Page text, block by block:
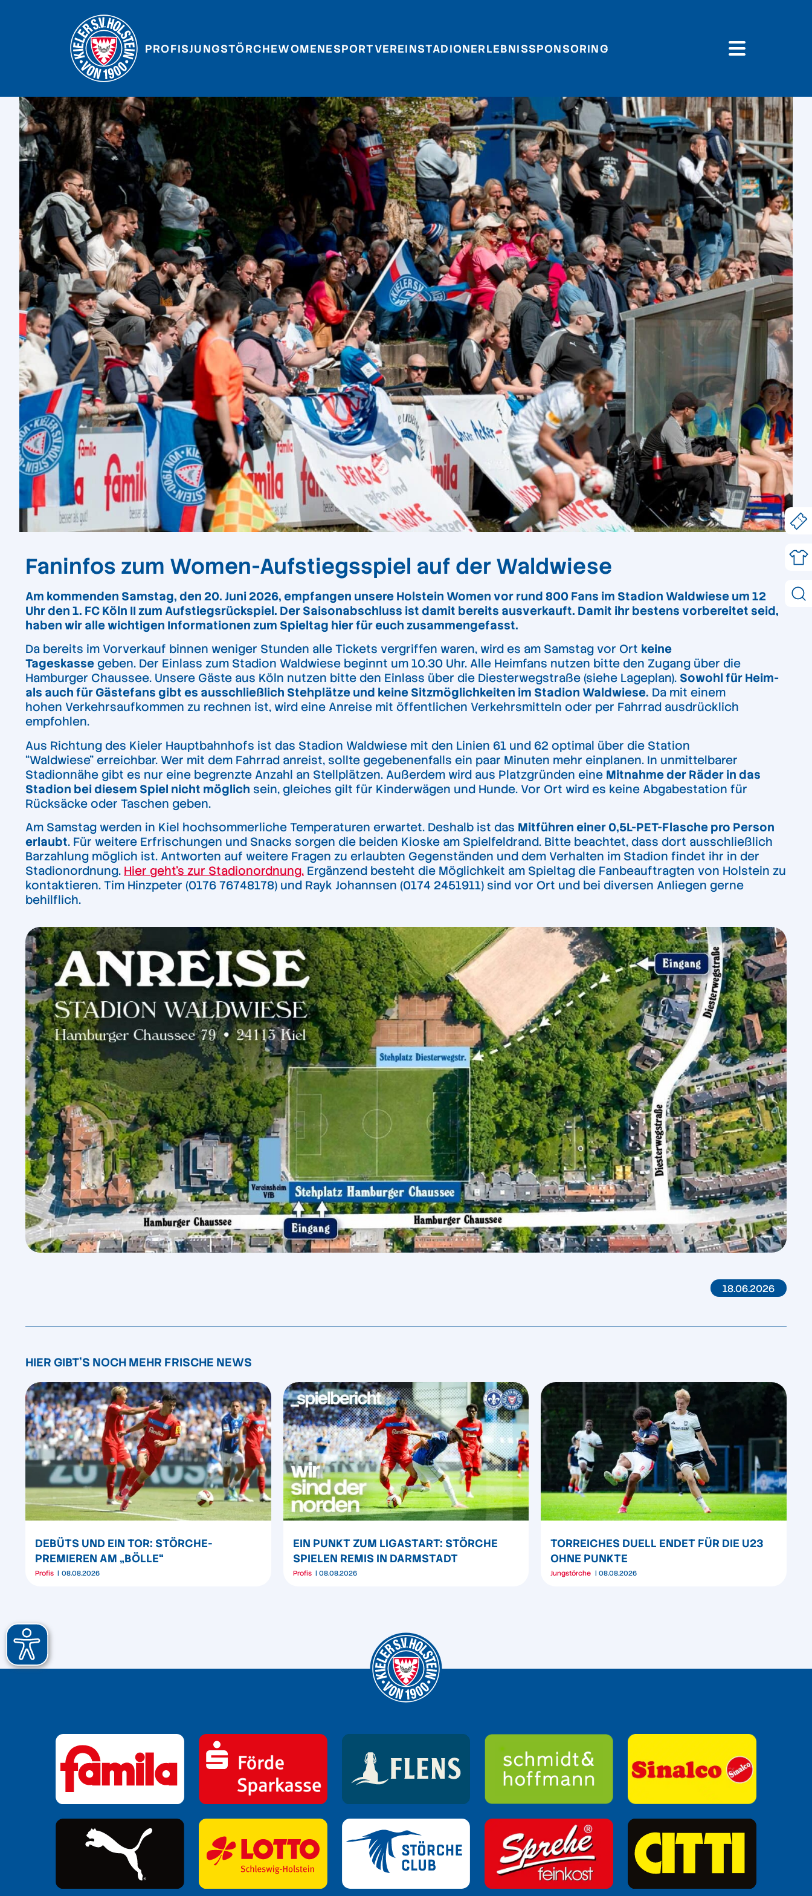
PROFISJUNGSTÖRCHEWOMENESPORTVEREINSTADIONERLEBNISSPONSORING
Faninfos zum Women-Aufstiegsspiel auf der Waldwiese
Am kommenden Samstag, den 20. Juni 2026, empfangen unsere Holstein Women vor rund 800 Fans im Stadion Waldwiese um 12
Uhr den 1. FC Köln II zum Aufstiegsrückspiel. Der Saisonabschluss ist damit bereits ausverkauft. Damit ihr bestens vorbereitet seid,
haben wir alle wichtigen Informationen zum Spieltag hier für euch zusammengefasst.
Da bereits im Vorverkauf binnen weniger Stunden alle Tickets vergriffen waren, wird es am Samstag vor Ort keine
Tageskasse geben. Der Einlass zum Stadion Waldwiese beginnt um 10.30 Uhr. Alle Heimfans nutzen bitte den Zugang über die
Hamburger Chaussee. Unsere Gäste aus Köln nutzen bitte den Einlass über die Diesterwegstraße (siehe Lageplan). Sowohl für Heim-
als auch für Gästefans gibt es ausschließlich Stehplätze und keine Sitzmöglichkeiten im Stadion Waldwiese. Da mit einem
hohen Verkehrsaufkommen zu rechnen ist, wird eine Anreise mit öffentlichen Verkehrsmitteln oder per Fahrrad ausdrücklich
empfohlen.
Aus Richtung des Kieler Hauptbahnhofs ist das Stadion Waldwiese mit den Linien 61 und 62 optimal über die Station
“Waldwiese” erreichbar. Wer mit dem Fahrrad anreist, sollte gegebenenfalls ein paar Minuten mehr einplanen. In unmittelbarer
Stadionnähe gibt es nur eine begrenzte Anzahl an Stellplätzen. Außerdem wird aus Platzgründen eine Mitnahme der Räder in das
Stadion bei diesem Spiel nicht möglich sein, gleiches gilt für Kinderwägen und Hunde. Vor Ort wird es keine Abgabestation für
Rücksäcke oder Taschen geben.
Am Samstag werden in Kiel hochsommerliche Temperaturen erwartet. Deshalb ist das Mitführen einer 0,5L-PET-Flasche pro Person
erlaubt. Für weitere Erfrischungen und Snacks sorgen die beiden Kioske am Spielfeldrand. Bitte beachtet, dass dort ausschließlich
Barzahlung möglich ist. Antworten auf weitere Fragen zu erlaubten Gegenständen und dem Verhalten im Stadion findet ihr in der
Stadionordnung. Hier geht’s zur Stadionordnung. Ergänzend besteht die Möglichkeit am Spieltag die Fanbeauftragten von Holstein zu
kontaktieren. Tim Hinzpeter (0176 76748178) und Rayk Johannsen (0174 2451911) sind vor Ort und bei diversen Anliegen gerne
behilflich.
18.06.2026
HIER GIBT'S NOCH MEHR FRISCHE NEWS
DEBÜTS UND EIN TOR: STÖRCHE-
PREMIEREN AM „BÖLLE“
Profis 08.08.2026
EIN PUNKT ZUM LIGASTART: STÖRCHE
SPIELEN REMIS IN DARMSTADT
Profis 08.08.2026
TORREICHES DUELL ENDET FÜR DIE U23
OHNE PUNKTE
Jungstörche 08.08.2026